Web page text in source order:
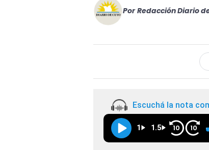
Por Redacción Diario
Escuchá la nota
1 1.5 10 10